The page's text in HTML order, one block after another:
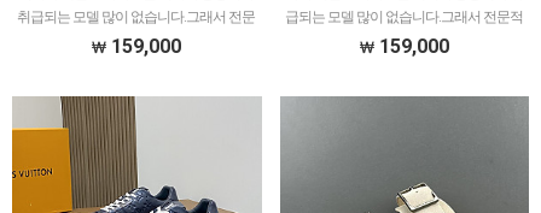
취급되는 모델 많이 없습니다.그래서 전문
적으로 취급하는 공장과제가 현지에서 직
159,000
급되는 모델 많이 없습니다.그래서 전문적
으로 취급하는 공장과제가 현지에서 직접
159,000